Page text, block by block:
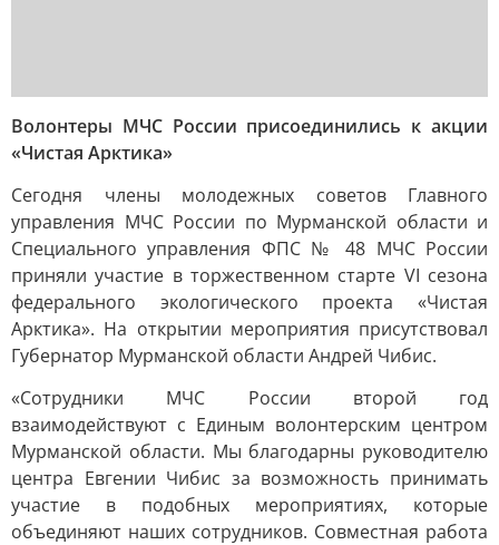
Волонтеры МЧС России присоединились к акции
«Чистая Арктика»
Сегодня члены молодежных советов Главного
управления МЧС России по Мурманской области и
Специального управления ФПС № 48 МЧС России
приняли участие в торжественном старте VI сезона
федерального экологического проекта «Чистая
Арктика». На открытии мероприятия присутствовал
Губернатор Мурманской области Андрей Чибис.
«Сотрудники МЧС России второй год
взаимодействуют с Единым волонтерским центром
Мурманской области. Мы благодарны руководителю
центра Евгении Чибис за возможность принимать
участие в подобных мероприятиях, которые
объединяют наших сотрудников. Совместная работа